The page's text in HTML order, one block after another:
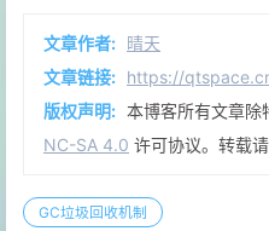
文章作者: 晴天
文章链接: https://
版权声明: 本博客所有文章除
NC-SA 4.0 许可协议。转载
GC垃圾回收机制